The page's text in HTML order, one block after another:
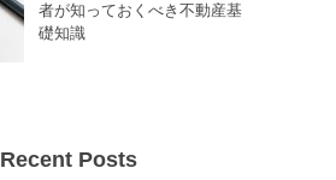
者が知っておくべき不動産基
礎知識
Recent Posts